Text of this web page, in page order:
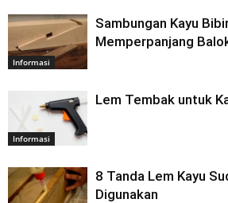
Informasi
Sambungan Kayu
Memperpanjang
Informasi
Lem Tembak untuk
8 Tanda Lem Kayu
Digunakan